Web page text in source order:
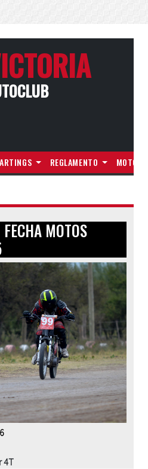
REGLAMENTO MOTOS
MOTOS
4T